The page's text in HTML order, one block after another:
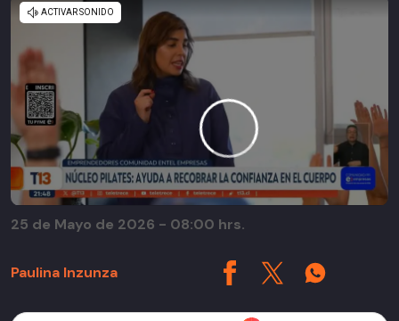
Paulina Inzunza
25 de Mayo de 2026 - 08:00 hrs.